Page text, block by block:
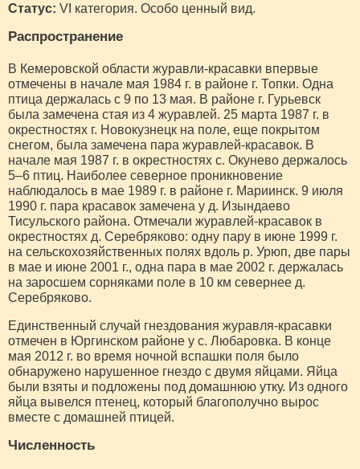
Статус: VI категория. Особо ценный вид.
Распространение
В Кемеровской области журавли-красавки впервые
отмечены в начале мая 1984 г. в районе г. Топки. Одна
птица держалась с 9 по 13 мая. В районе г. Гурьевск
была замечена стая из 4 журавлей. 25 марта 1987 г. в
окрестностях г. Новокузнецк на поле, еще покрытом
снегом, была замечена пара журавлей-красавок. В
начале мая 1987 г. в окрестностях с. Окунево держалось
5‒6 птиц. Наиболее северное проникновение
наблюдалось в мае 1989 г. в районе г. Мариинск. 9 июля
1990 г. пара красавок замечена у д. Изындаево
Тисульского района. Отмечали журавлей-красавок в
окрестностях д. Серебряково: одну пару в июне 1999 г.
на сельскохозяйственных полях вдоль р. Урюп, две пары
в мае и июне 2001 г., одна пара в мае 2002 г. держалась
на заросшем сорняками поле в 10 км севернее д.
Серебряково.
Единственный случай гнездования журавля-красавки
отмечен в Юргинском районе у с. Любаровка. В конце
мая 2012 г. во время ночной вспашки поля было
обнаружено нарушенное гнездо с двумя яйцами. Яйца
были взяты и подложены под домашнюю утку. Из одного
яйца вывелся птенец, который благополучно вырос
вместе с домашней птицей.
Численность